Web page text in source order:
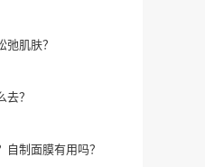
肌肤？
？
制面膜有用吗？